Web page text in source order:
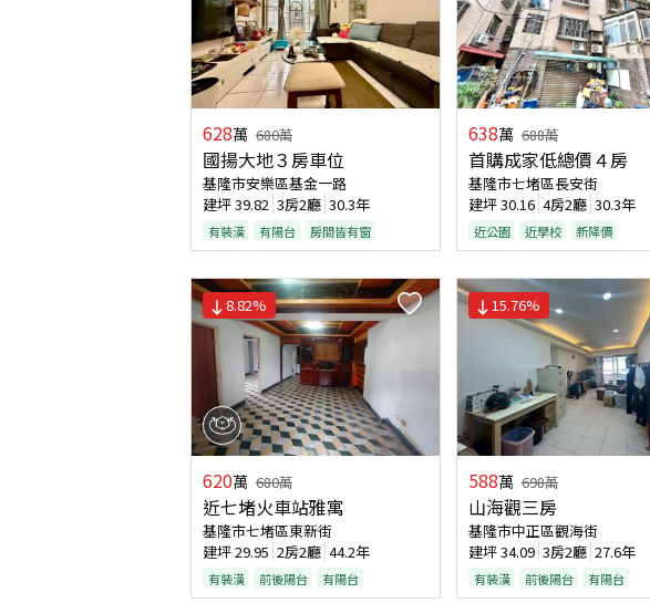
628萬 680萬
國揚大地３房車位
基隆市安樂區基金一路
建坪39.82 3房2廳 30.3年
有裝潢 有陽台 房間皆有窗
638萬 688萬
首購成家低總價４房
基隆市七堵區長安街
建坪30.16 4房2廳 30.3年
近公園 近學校 新降價
8.82%
620萬 680萬
近七堵火車站雅寓
基隆市七堵區東新街
建坪29.95 2房2廳 44.2年
有裝潢 前後陽台 有陽台
15.76%
588萬 698萬
山海觀三房
基隆市中正區觀海街
建坪34.09 3房2廳 27.6年
有裝潢 前後陽台 有陽台